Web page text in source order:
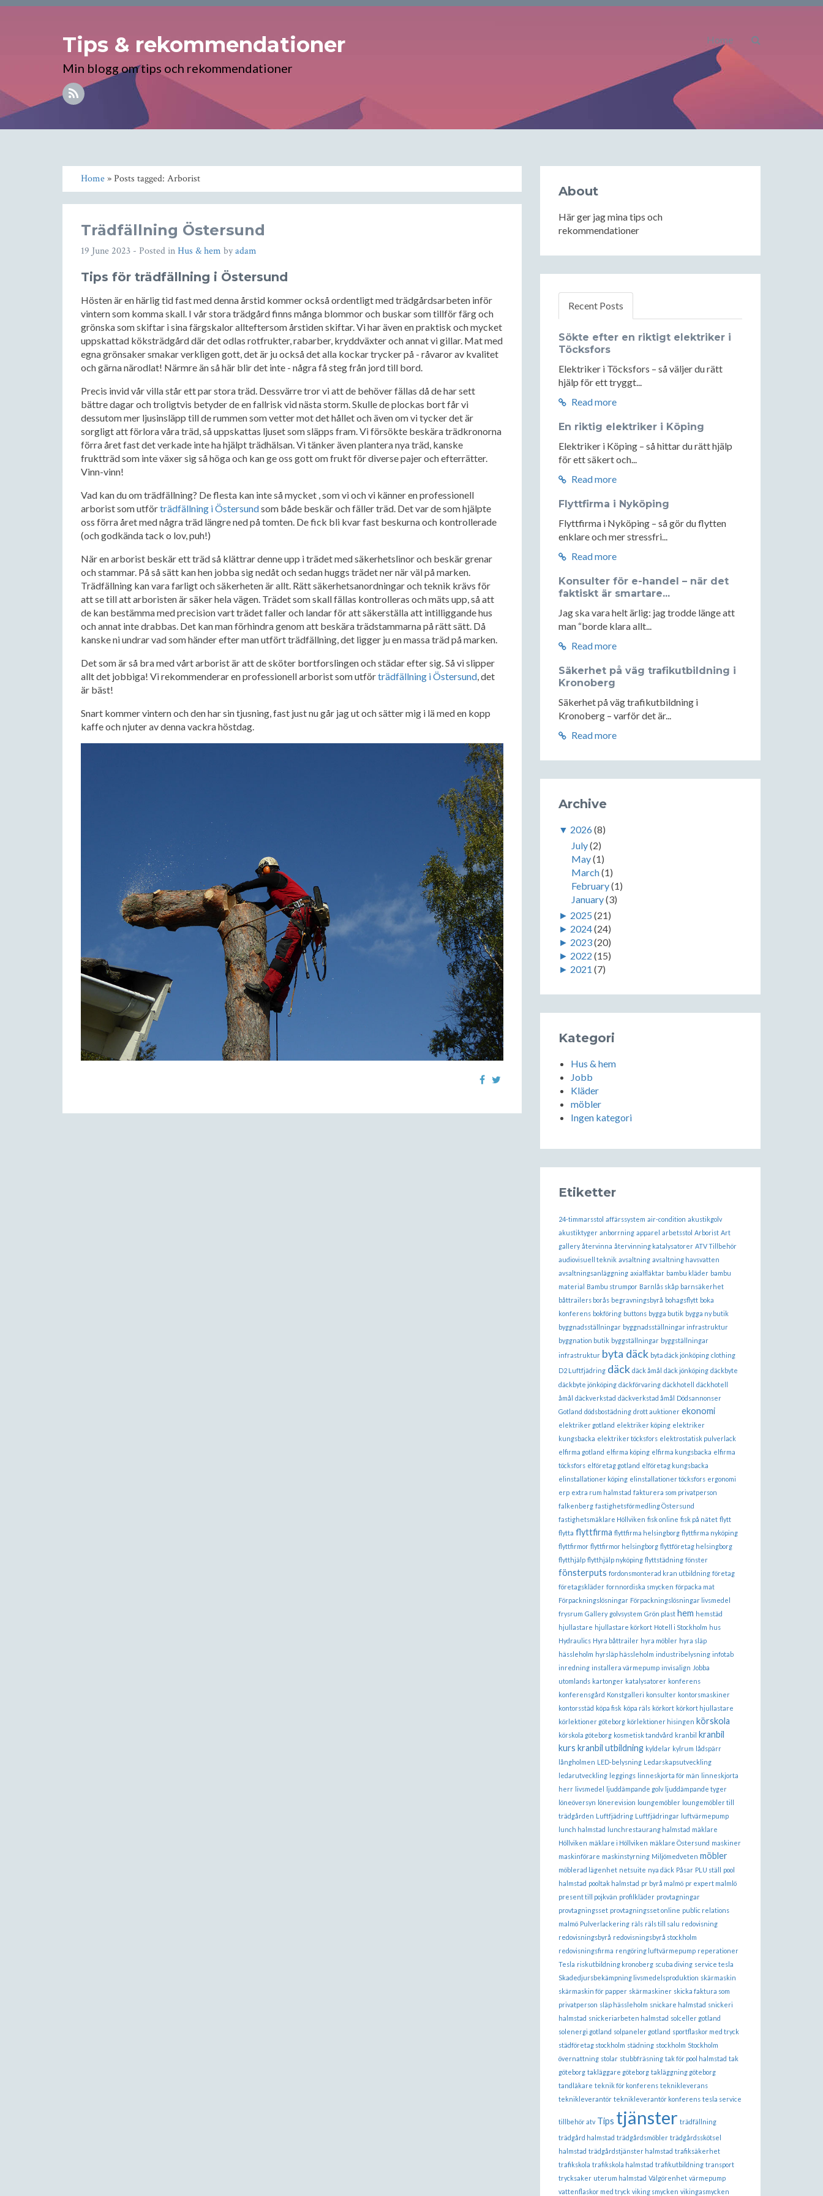
Tips & rekommendationer
Min blogg om tips och rekommendationer
Home
Home» Posts tagged: Arborist
Trädfällning Östersund
19 June 2023 - Posted inHus & hem byadam
Tips för trädfällning i Östersund
Hösten är en härlig tid fast med denna årstid kommer också ordentligt med trädgårdsarbeten inför
vintern som komma skall. I vår stora trädgård finns många blommor och buskar som tillför färg och
grönska som skiftar i sina färgskalor allteftersom årstiden skiftar. Vi har även en praktisk och mycket
uppskattad köksträdgård där det odlas rotfrukter, rabarber, kryddväxter och annat vi gillar. Mat med
egna grönsaker smakar verkligen gott, det är ju också det alla kockar trycker på - råvaror av kvalitet
och gärna närodlat! Närmre än så här blir det inte - några få steg från jord till bord.
Precis invid vår villa står ett par stora träd. Dessvärre tror vi att de behöver fällas då de har sett
bättre dagar och troligtvis betyder de en fallrisk vid nästa storm. Skulle de plockas bort får vi
dessutom mer ljusinsläpp till de rummen som vetter mot det hållet och även om vi tycker det är
sorgligt att förlora våra träd, så uppskattas ljuset som släpps fram. Vi försökte beskära trädkronorna
förra året fast det verkade inte ha hjälpt trädhälsan. Vi tänker även plantera nya träd, kanske
fruktträd som inte växer sig så höga och kan ge oss gott om frukt för diverse pajer och efterrätter.
Vinn-vinn!
Vad kan du om trädfällning? De flesta kan inte så mycket , som vi och vi känner en professionell
arborist som utförträdfällning i Östersundsom både beskär och fäller träd. Det var de som hjälpte
oss förra året med några träd längre ned på tomten. De fick bli kvar fast beskurna och kontrollerade
(och godkända tack o lov, puh!)
När en arborist beskär ett träd så klättrar denne upp i trädet med säkerhetslinor och beskär grenar
och stammar. På så sätt kan hen jobba sig nedåt och sedan huggs trädet ner när väl på marken.
Trädfällning kan vara farligt och säkerheten är allt. Rätt säkerhetsanordningar och teknik krävs för
att se till att arboristen är säker hela vägen. Trädet som skall fällas kontrolleras och mäts upp, så att
de kan bestämma med precision vart trädet faller och landar för att säkerställa att intilliggande hus
och annat inte drabbas. Det kan man förhindra genom att beskära trädstammarna på rätt sätt. Då
kanske ni undrar vad som händer efter man utfört trädfällning, det ligger ju en massa träd på marken.
Det som är så bra med vårt arborist är att de sköter bortforslingen och städar efter sig. Så vi slipper
allt det jobbiga! Vi rekommenderar en professionell arborist som utförträdfällning i Östersund, det
är bäst!
Snart kommer vintern och den har sin tjusning, fast just nu går jag ut och sätter mig i lä med en kopp
kaffe och njuter av denna vackra höstdag.
About
Här ger jag mina tips och
rekommendationer
Recent Posts
Sökte efter en riktigt elektriker i
Töcksfors
Elektriker i Töcksfors – så väljer du rätt
hjälp för ett tryggt...
Read more
En riktig elektriker i Köping
Elektriker i Köping – så hittar du rätt hjälp
för ett säkert och...
Read more
Flyttfirma i Nyköping
Flyttfirma i Nyköping – så gör du flytten
enklare och mer stressfri...
Read more
Konsulter för e-handel – när det
faktiskt är smartare...
Jag ska vara helt ärlig: jag trodde länge att
man “borde klara allt...
Read more
Säkerhet på väg trafikutbildning i
Kronoberg
Säkerhet på väg trafikutbildning i
Kronoberg – varför det är...
Read more
Archive
▼ 2026(8)
July(2)
May(1)
March(1)
February(1)
January(3)
► 2025 (21)
► 2024(24)
► 2023(20)
► 2022 (15)
► 2021 (7)
Kategori
Hus & hem
Jobb
Kläder
möbler
Ingen kategori
Etiketter
24-timmarsstol affärssystem air-condition akustikgolv
akustiktyger anborrning apparel arbetsstol Arborist Art
gallery återvinna återvinning katalysatorer ATV Tillbehör
audiovisuell teknik avsaltning avsaltning havsvatten
avsaltningsanläggning axialfläktar bambu kläder bambu
material Bambu strumpor Barnlås skåp barnsäkerhet
båttrailers borås begravningsbyrå bohagsflytt boka
konferens bokföring buttons bygga butik bygga ny butik
byggnadsställningar byggnadsställningar infrastruktur
byggnation butik byggställningar byggställningar
infrastruktur byta däck byta däck jönköping clothing
D2 Luftfjädring däck däck åmål däck jönköping däckbyte
däckbyte jönköping däckförvaring däckhotell däckhotell
åmål däckverkstad däckverkstad åmål Dödsannonser
Gotland dödsbostädning drott auktioner ekonomi
elektriker gotland elektriker köping elektriker
kungsbacka elektriker töcksfors elektrostatisk pulverlack
elfirma gotland elfirma köping elfirma kungsbacka elfirma
töcksfors elföretag gotland elföretag kungsbacka
elinstallationer köping elinstallationer töcksfors ergonomi
erp extra rum halmstad fakturera som privatperson
falkenberg fastighetsförmedling Östersund
fastighetsmäklare Höllviken fisk online fisk på nätet flytt
flytta flyttfirma flyttfirma helsingborg flyttfirma nyköping
flyttfirmor flyttfirmor helsingborg flyttföretag helsingborg
flytthjälp flytthjälp nyköping flyttstädning fönster
fönsterputs fordonsmonterad kran utbildning företag
företagskläder fornnordiska smycken förpacka mat
Förpackningslösningar Förpackningslösningar livsmedel
frysrum Gallery golvsystem Grön plast hem hemstäd
hjullastare hjullastare körkort Hotell i Stockholm hus
Hydraulics Hyra båttrailer hyra möbler hyra släp
hässleholm hyrsläp hässleholm industribelysning infotab
inredning installera värmepump invisalign Jobba
utomlands kartonger katalysatorer konferens
konferensgård Konstgalleri konsulter kontorsmaskiner
kontorsstäd köpa fisk köpa räls körkort körkort hjullastare
körlektioner göteborg körlektioner hisingen körskola
körskola göteborg kosmetisk tandvård kranbil kranbil
kurs kranbil utbildning kyldelar kylrum lådspärr
långholmen LED-belysning Ledarskapsutveckling
ledarutveckling leggings linneskjorta för män linneskjorta
herr livsmedel ljuddämpande golv ljuddämpande tyger
löneöversyn lönerevision loungemöbler loungemöbler till
trädgården Luftfjädring Luftfjädringar luftvärmepump
lunch halmstad lunchrestaurang halmstad mäklare
Höllviken mäklare i Höllviken mäklare Östersund maskiner
maskinförare maskinstyrning Miljömedveten möbler
möblerad lägenhet netsuite nya däck Påsar PLU ställ pool
halmstad pooltak halmstad pr byrå malmö pr expert malmlö
present till pojkvän profilkläder provtagningar
provtagningsset provtagningsset online public relations
malmö Pulverlackering räls räls till salu redovisning
redovisningsbyrå redovisningsbyrå stockholm
redovisningsfirma rengöring luftvärmepump reperationer
Tesla riskutbildning kronoberg scuba diving service tesla
Skadedjursbekämpning livsmedelsproduktion skärmaskin
skärmaskin för papper skärmaskiner skicka faktura som
privatperson släp hässleholm snickare halmstad snickeri
halmstad snickeriarbeten halmstad solceller gotland
solenergi gotland solpaneler gotland sportflaskor med tryck
städföretag stockholm städning stockholm Stockholm
övernattning stolar stubbfräsning tak för pool halmstad tak
göteborg takläggare göteborg takläggning göteborg
tandläkare teknik för konferens teknikleverans
teknikleverantör teknikleverantör konferens tesla service
tillbehör atv Tips tjänster trädfällning
trädgård halmstad trädgårdsmöbler trädgårdsskötsel
halmstad trädgårdstjänster halmstad trafiksäkerhet
trafikskola trafikskola halmstad trafikutbildning transport
trycksaker uterum halmstad Välgörenhet värmepump
vattenflaskor med tryck viking smycken vikingasmycken